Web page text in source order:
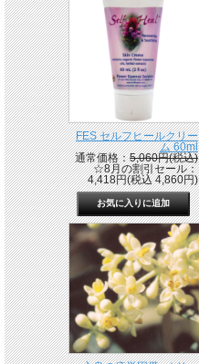
FES セルフヒールクリー
ム 60ml
通常価格：5,060円(税込)
☆8月の割引セール：
4,418円(税込 4,860円)